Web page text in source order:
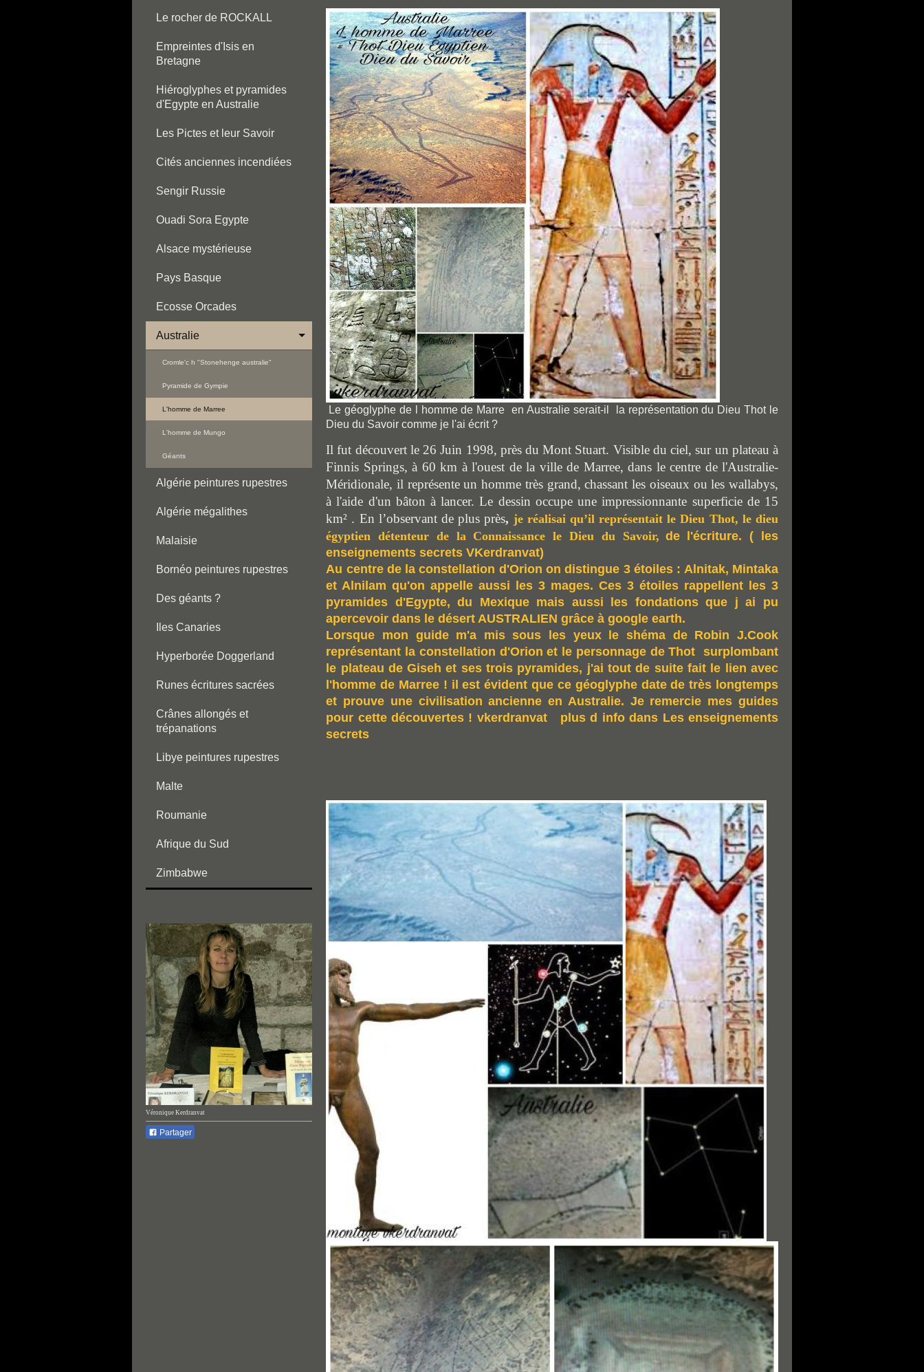
Le géoglyphe de l homme de Marre en Australie serait-il la représentation du Dieu Thot le
Dieu du Savoir comme je l'ai écrit ?
Il fut découvert le 26 Juin 1998, près du Mont Stuart. Visible du ciel, sur un plateau à
Finnis Springs, à 60 km à l'ouest de la ville de Marree, dans le centre de l'Australie-
Méridionale, il représente un homme très grand, chassant les oiseaux ou les wallabys,
à l'aide d'un bâton à lancer. Le dessin occupe une impressionnante superficie de 15
km² . En l’observant de plus près, je réalisai qu’il représentait le Dieu Thot, le dieu
égyptien détenteur de la Connaissance le Dieu du Savoir, de l'écriture. ( les
enseignements secrets VKerdranvat)
Au centre de la constellation d'Orion on distingue 3 étoiles : Alnitak, Mintaka
et Alnilam qu'on appelle aussi les 3 mages. Ces 3 étoiles rappellent les 3
pyramides d'Egypte, du Mexique mais aussi les fondations que j ai pu
apercevoir dans le désert AUSTRALIEN grâce à google earth.
Lorsque mon guide m'a mis sous les yeux le shéma de Robin J.Cook
représentant la constellation d'Orion et le personnage de Thot surplombant
le plateau de Giseh et ses trois pyramides, j'ai tout de suite fait le lien avec
l'homme de Marree ! il est évident que ce géoglyphe date de très longtemps
et prouve une civilisation ancienne en Australie. Je remercie mes guides
pour cette découvertes ! vkerdranvat plus d info dans Les enseignements
secrets
Le rocher de ROCKALL
Empreintes d'Isis en
Bretagne
Hiéroglyphes et pyramides
d'Egypte en Australie
Les Pictes et leur Savoir
Cités anciennes incendiées
Sengir Russie
Ouadi Sora Egypte
Alsace mystérieuse
Pays Basque
Ecosse Orcades
Australie
Cromle'c h "Stonehenge australie"
Pyramide de Gympie
L'homme de Marree
L'homme de Mungo
Géants
Algérie peintures rupestres
Algérie mégalithes
Malaisie
Bornéo peintures rupestres
Des géants ?
Iles Canaries
Hyperborée Doggerland
Runes écritures sacrées
Crânes allongés et
trépanations
Libye peintures rupestres
Malte
Roumanie
Afrique du Sud
Zimbabwe
Véronique Kerdranvat
Partager